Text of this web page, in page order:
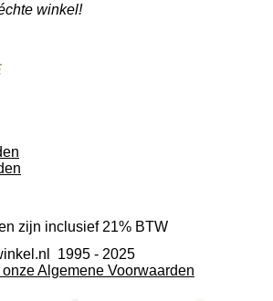
winkel!
zijn inclusief 21% BTW
winkel.nl 1995 - 2025
Algemene Voorwaarden